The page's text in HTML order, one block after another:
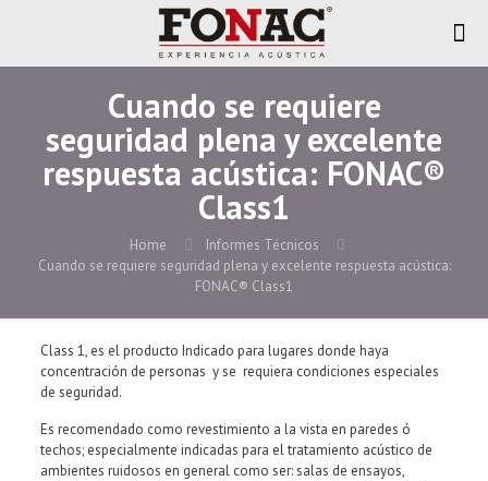
Cuando se requiere
seguridad plena y excelente
respuesta acústica: FONAC®
Class1
Home
Informes Técnicos
Cuando se requiere seguridad plena y excelente respuesta acústica:
FONAC® Class1
Class 1, es el producto Indicado para lugares donde haya
concentración de personas y se requiera condiciones especiales
de seguridad.
Es recomendado como revestimiento a la vista en paredes ó
techos; especialmente indicadas para el tratamiento acústico de
ambientes ruidosos en general como ser: salas de ensayos,